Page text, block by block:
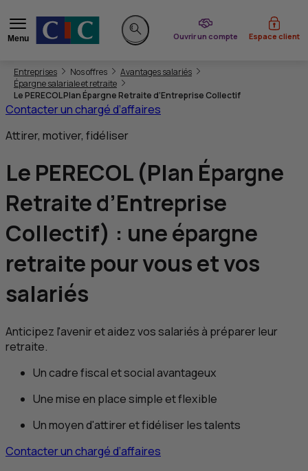
Menu
Rechercher sur le site
Ouvrir un compte
du CIC Espace client
Vous êtes ici:
Entreprises Nos offres
Avantages salariés
Épargne salariale et retraite
Le PERECOL Plan Épargne Retraite d’Entreprise Collectif
Contacter un chargé d’affaires
Attirer, motiver, fidéliser
Le PERECOL (Plan Épargne
Retraite d’Entreprise
Collectif) : une épargne
retraite pour vous et vos
salariés
Anticipez l'avenir et aidez vos salariés à préparer leur
retraite.
Un cadre fiscal et social avantageux
Une mise en place simple et flexible
Un moyen d'attirer et fidéliser les talents
Contacter un chargé d’affaires